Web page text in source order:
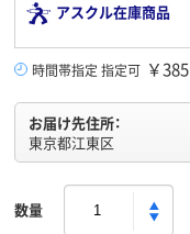
アスクル在庫商品
時間帯指定 指定可 ￥385
お届け先住所：
東京都江東区
数量